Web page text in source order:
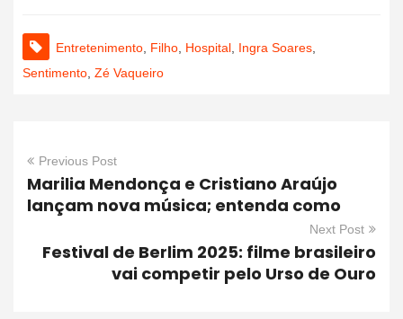
Entretenimento Filho Hospital Ingra Soares
Sentimento Zé Vaqueiro
Previous Post
Marilia Mendonça e Cristiano Araújo
lançam nova música; entenda como
Next Post
Festival de Berlim 2025: filme brasileiro
vai competir pelo Urso de Ouro